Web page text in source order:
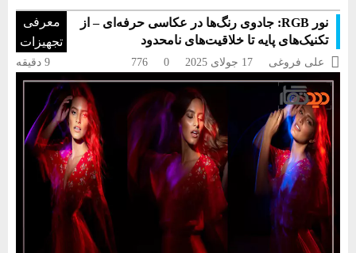
نور RGB: جادوی رنگ‌ها در عکاسی حرفه‌ای – از
تکنیک‌های پایه تا خلاقیت‌های نامحدود
معرفی
تجهیزات
 علی فروغی 17 جولای 2025 0
776 9 دقیقه